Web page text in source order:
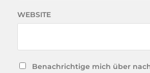
WEBSITE
Benachrichtige mich über